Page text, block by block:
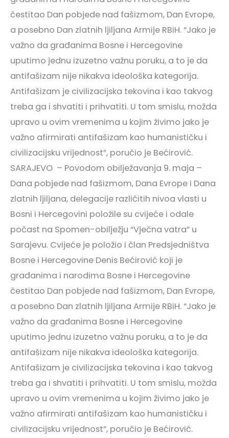
čestitao Dan pobjede nad fašizmom, Dan Evrope,
a posebno Dan zlatnih ljiljana Armije RBiH. “Jako je
važno da građanima Bosne i Hercegovine
uputimo jednu izuzetno važnu poruku, a to je da
antifašizam nije nikakva ideološka kategorija.
Antifašizam je civilizacijska tekovina i kao takvog
treba ga i shvatiti i prihvatiti. U tom smislu, možda
upravo u ovim vremenima u kojim živimo jako je
važno afirmirati antifašizam kao humanističku i
civilizacijsku vrijednost”, poručio je Bećirović.
SARAJEVO – Povodom obilježavanja 9. maja –
Dana pobjede nad fašizmom, Dana Evrope i Dana
zlatnih ljiljana, delegacije različitih nivoa vlasti u
Bosni i Hercegovini položile su cvijeće i odale
počast na Spomen-obilježju “Vječna vatra” u
Sarajevu. Cvijeće je položio i član Predsjedništva
Bosne i Hercegovine Denis Bećirović koji je
građanima i narodima Bosne i Hercegovine
čestitao Dan pobjede nad fašizmom, Dan Evrope,
a posebno Dan zlatnih ljiljana Armije RBiH. “Jako je
važno da građanima Bosne i Hercegovine
uputimo jednu izuzetno važnu poruku, a to je da
antifašizam nije nikakva ideološka kategorija.
Antifašizam je civilizacijska tekovina i kao takvog
treba ga i shvatiti i prihvatiti. U tom smislu, možda
upravo u ovim vremenima u kojim živimo jako je
važno afirmirati antifašizam kao humanističku i
civilizacijsku vrijednost”, poručio je Bećirović.